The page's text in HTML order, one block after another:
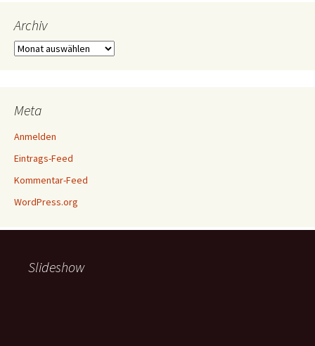
Archiv
Archiv
Meta
Anmelden
Eintrags-Feed
Kommentar-Feed
WordPress.org
Slideshow